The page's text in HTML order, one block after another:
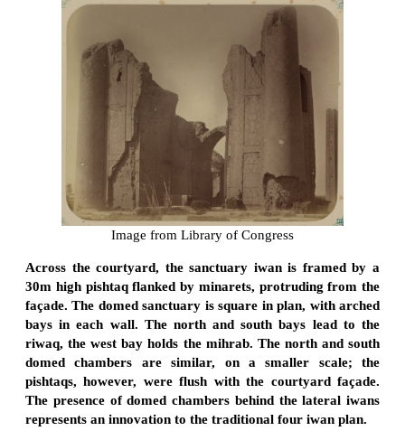
Image from Library of Congress
Across the courtyard, the sanctuary iwan is framed by a
30m high pishtaq flanked by minarets, protruding from the
façade. The domed sanctuary is square in plan, with arched
bays in each wall. The north and south bays lead to the
riwaq, the west bay holds the mihrab. The north and south
domed chambers are similar, on a smaller scale; the
pishtaqs, however, were flush with the courtyard façade.
The presence of domed chambers behind the lateral iwans
represents an innovation to the traditional four iwan plan.